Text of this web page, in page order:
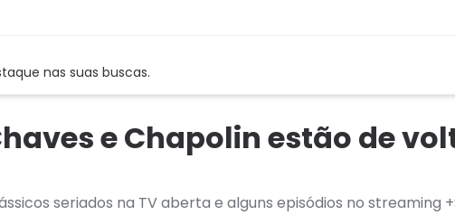
nas suas buscas.
e Chapolin estão de
seriados na TV aberta e alguns episódios no streaming